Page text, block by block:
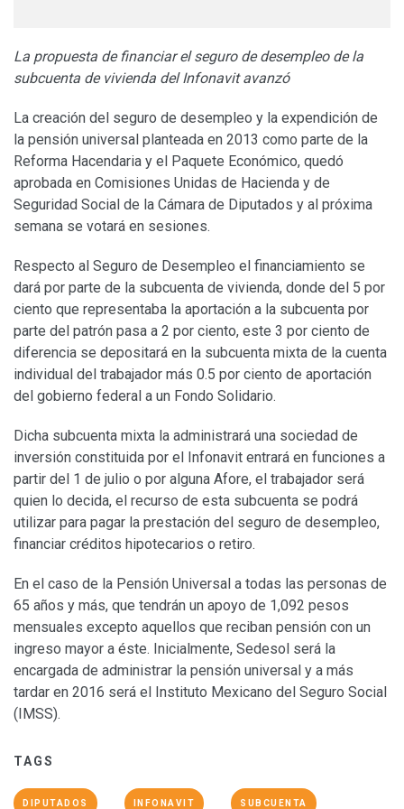
La propuesta de financiar el seguro de desempleo de la
subcuenta de vivienda del Infonavit avanzó
La creación del seguro de desempleo y la expendición de
la pensión universal planteada en 2013 como parte de la
Reforma Hacendaria y el Paquete Económico, quedó
aprobada en Comisiones Unidas de Hacienda y de
Seguridad Social de la Cámara de Diputados y al próxima
semana se votará en sesiones.
Respecto al Seguro de Desempleo el financiamiento se
dará por parte de la subcuenta de vivienda, donde del 5 por
ciento que representaba la aportación a la subcuenta por
parte del patrón pasa a 2 por ciento, este 3 por ciento de
diferencia se depositará en la subcuenta mixta de la cuenta
individual del trabajador más 0.5 por ciento de aportación
del gobierno federal a un Fondo Solidario.
Dicha subcuenta mixta la administrará una sociedad de
inversión constituida por el Infonavit entrará en funciones a
partir del 1 de julio o por alguna Afore, el trabajador será
quien lo decida, el recurso de esta subcuenta se podrá
utilizar para pagar la prestación del seguro de desempleo,
financiar créditos hipotecarios o retiro.
En el caso de la Pensión Universal a todas las personas de
65 años y más, que tendrán un apoyo de 1,092 pesos
mensuales excepto aquellos que reciban pensión con un
ingreso mayor a éste. Inicialmente, Sedesol será la
encargada de administrar la pensión universal y a más
tardar en 2016 será el Instituto Mexicano del Seguro Social
(IMSS).
TAGS
DIPUTADOS INFONAVIT SUBCUENTA